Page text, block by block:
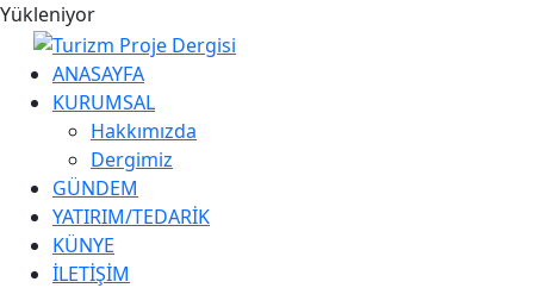
Yükleniyor
ANASAYFA
KURUMSAL
Hakkımızda
Dergimiz
GÜNDEM
YATIRIM/TEDARİK
KÜNYE
İLETİŞİM